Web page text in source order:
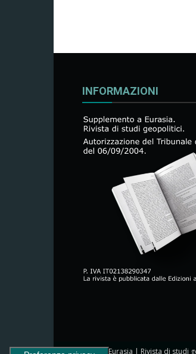
INFORMAZIONI
© 2024 Eurasia | Rivista di studi